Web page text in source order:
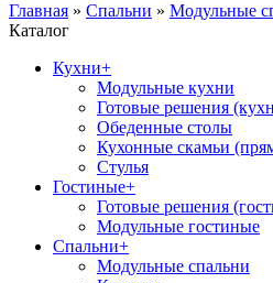
Главная » Спальни » Модульные
Каталог
Кухни+
Модульные кухни
Готовые решения
Обеденные столы
Кухонные скамьи
Стулья
Гостиные+
Готовые решения
Модульные гостиные
Спальни+
Модульные спальни